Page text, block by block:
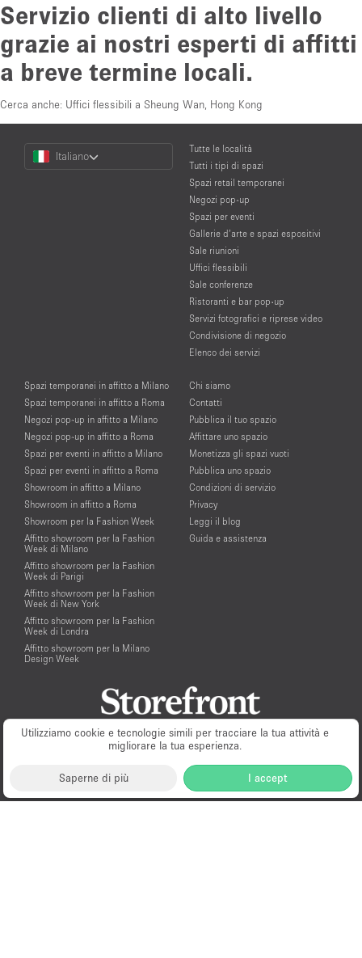
Utilizziamo cookie e tecnologie simili per tracciare la tua attività e
migliorare la tua esperienza.
Saperne di più I accept
Servizio clienti di alto livello
grazie ai nostri esperti di affitti
a breve termine locali.
Cerca anche: Uffici flessibili a Sheung Wan, Hong Kong
Choose
Language
Italiano
Tutte le località
Tutti i tipi di spazi
Spazi retail temporanei
Negozi pop-up
Spazi per eventi
Gallerie d’arte e spazi espositivi
Sale riunioni
Uffici flessibili
Sale conferenze
Ristoranti e bar pop-up
Servizi fotografici e riprese video
Condivisione di negozio
Elenco dei servizi
Spazi temporanei in affitto a Milano
Spazi temporanei in affitto a Roma
Negozi pop-up in affitto a Milano
Negozi pop-up in affitto a Roma
Spazi per eventi in affitto a Milano
Spazi per eventi in affitto a Roma
Showroom in affitto a Milano
Showroom in affitto a Roma
Showroom per la Fashion Week
Affitto showroom per la Fashion
Week di Milano
Affitto showroom per la Fashion
Week di Parigi
Affitto showroom per la Fashion
Week di New York
Affitto showroom per la Fashion
Week di Londra
Affitto showroom per la Milano
Design Week
Chi siamo
Contatti
Pubblica il tuo spazio
Affittare uno spazio
Monetizza gli spazi vuoti
Pubblica uno spazio
Condizioni di servizio
Privacy
Leggi il blog
Guida e assistenza